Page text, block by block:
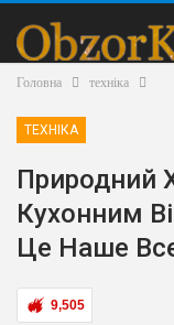
Головна техніка
ТЕХНІКА
Природний
Кухонним
Це Наше
9,505